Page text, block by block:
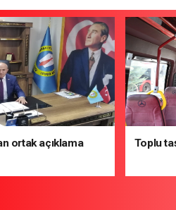
ortak açıklama Toplu